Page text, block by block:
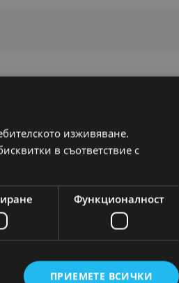
изживяване.
в съответствие с
Функционалност
ПРИЕМЕТЕ ВСИЧКИ